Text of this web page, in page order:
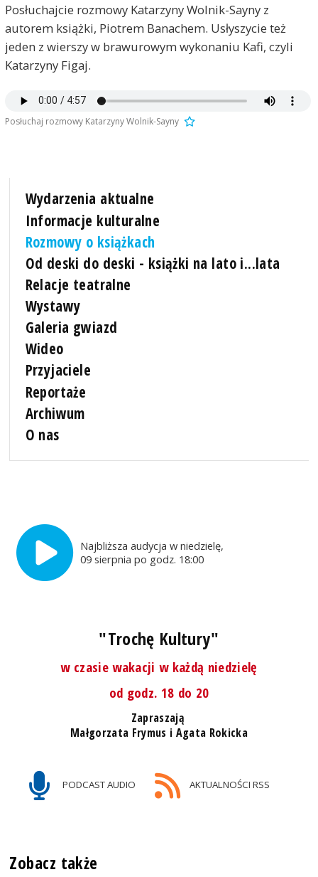
Posłuchajcie rozmowy Katarzyny Wolnik-Sayny z
autorem książki, Piotrem Banachem. Usłyszycie też
jeden z wierszy w brawurowym wykonaniu Kafi, czyli
Katarzyny Figaj.
Posłuchaj rozmowy Katarzyny Wolnik-Sayny
Wydarzenia aktualne
Informacje kulturalne
Rozmowy o książkach
Od deski do deski - książki na lato i...lata
Relacje teatralne
Wystawy
Galeria gwiazd
Wideo
Przyjaciele
Reportaże
Archiwum
O nas
Najbliższa audycja w niedzielę,
09 sierpnia po godz. 18:00
"Trochę Kultury"
w czasie wakacji w każdą niedzielę
od godz. 18 do 20
Zapraszają
Małgorzata Frymus i Agata Rokicka
PODCAST AUDIO AKTUALNOŚCI RSS
Zobacz także